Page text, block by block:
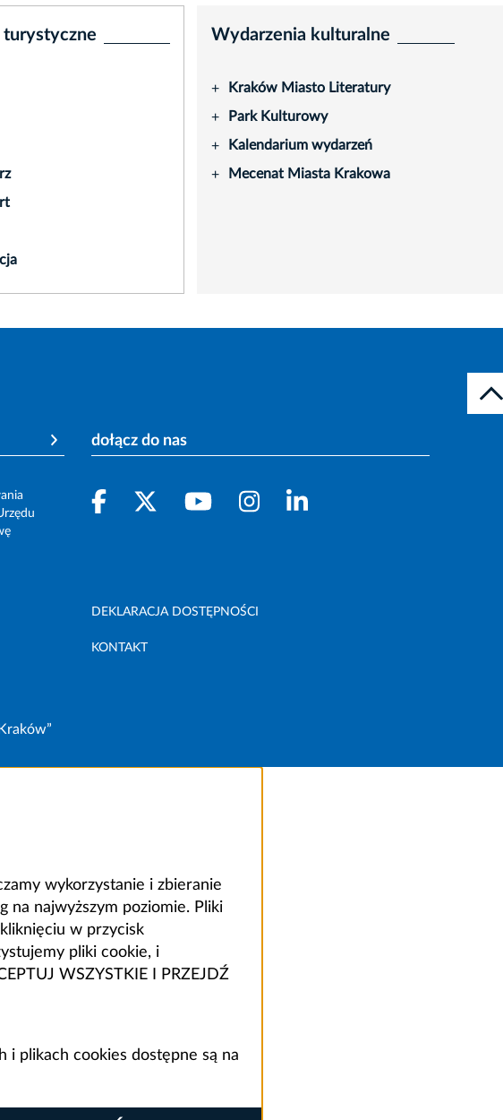
Wydarzenia kulturalne
+ Kraków Miasto Literatury
+ Park Kulturowy
+ Kalendarium wydarzeń
+ Mecenat Miasta Krakowa
dołącz do nas
DEKLARACJA DOSTĘPNOŚCI
KONTAKT
wykorzystanie i zbieranie
na najwyższym poziomie. Pliki
w przycisk
pliki cookie, i
WSZYSTKIE I PRZEJDŹ
plikach cookies dostępne są na